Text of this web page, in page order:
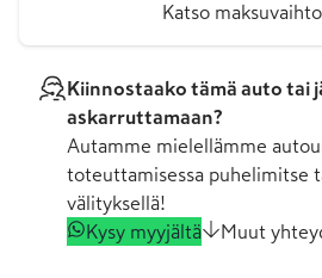
Katso
Kiinnostaako tämä auto tai
askarruttamaan?
Autamme mielellämme
toteuttamisessa puhelimitse
välityksellä!
Kysy myyjältä
Muut